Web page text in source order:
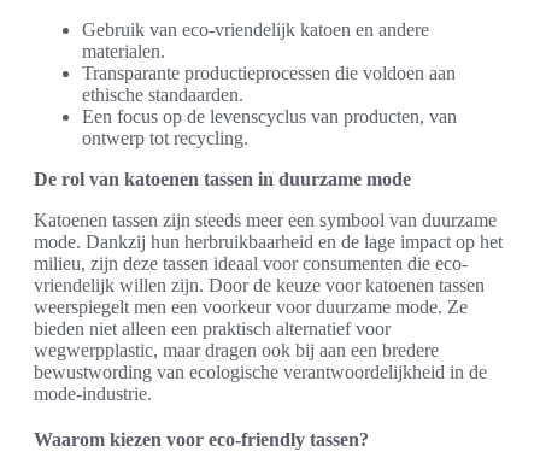
Gebruik van eco-vriendelijk katoen en andere
materialen.
Transparante productieprocessen die voldoen aan
ethische standaarden.
Een focus op de levenscyclus van producten, van
ontwerp tot recycling.
De rol van katoenen tassen in duurzame mode
Katoenen tassen zijn steeds meer een symbool van duurzame
mode. Dankzij hun herbruikbaarheid en de lage impact op het
milieu, zijn deze tassen ideaal voor consumenten die eco-
vriendelijk willen zijn. Door de keuze voor katoenen tassen
weerspiegelt men een voorkeur voor duurzame mode. Ze
bieden niet alleen een praktisch alternatief voor
wegwerpplastic, maar dragen ook bij aan een bredere
bewustwording van ecologische verantwoordelijkheid in de
mode-industrie.
Waarom kiezen voor eco-friendly tassen?